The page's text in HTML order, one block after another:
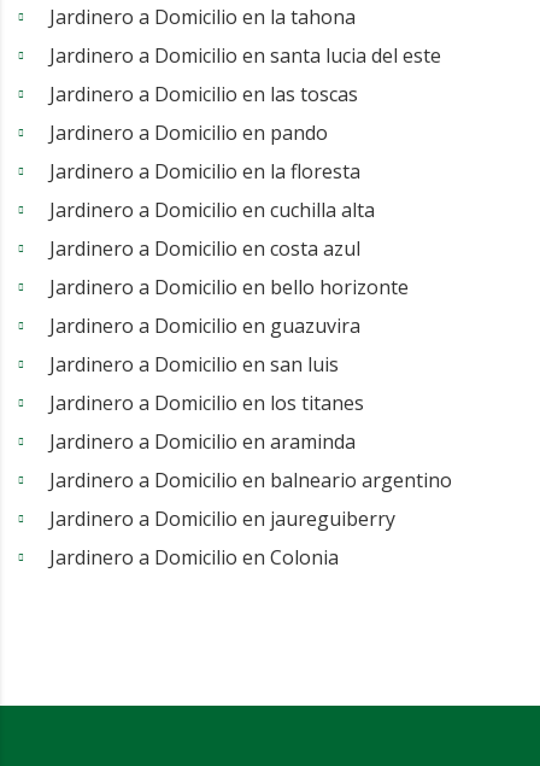
Jardinero a Domicilio en la tahona
Jardinero a Domicilio en santa lucia del este
Jardinero a Domicilio en las toscas
Jardinero a Domicilio en pando
Jardinero a Domicilio en la floresta
Jardinero a Domicilio en cuchilla alta
Jardinero a Domicilio en costa azul
Jardinero a Domicilio en bello horizonte
Jardinero a Domicilio en guazuvira
Jardinero a Domicilio en san luis
Jardinero a Domicilio en los titanes
Jardinero a Domicilio en araminda
Jardinero a Domicilio en balneario argentino
Jardinero a Domicilio en jaureguiberry
Jardinero a Domicilio en Colonia